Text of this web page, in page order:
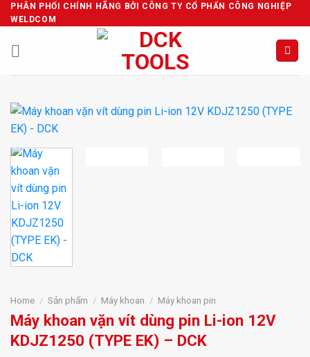
Skip
to
content
PHÂN PHỐI CHÍNH HÃNG BỞI CÔNG TY CỔ PHẨN CÔNG NGHIỆP
WELDCOM
Home / Sản phẩm / Máy khoan / Máy khoan pin
Máy khoan vặn vít dùng pin Li-ion 12V
KDJZ1250 (TYPE EK) – DCK